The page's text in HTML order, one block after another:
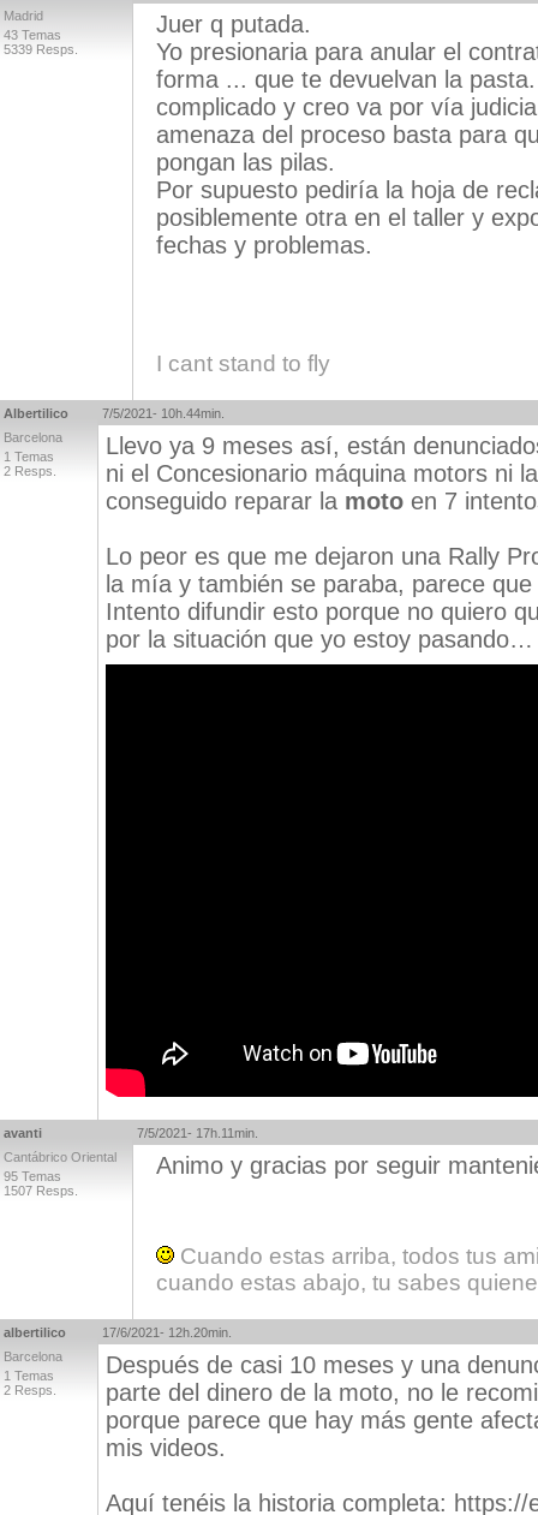
Madrid
43 Temas
5339 Resps.
Juer q putada.
Yo presionaria para anular el
forma ... que te devuelvan la
complicado y creo va por vía
amenaza del proceso basta para
pongan las pilas.
Por supuesto pediría la hoja de
posiblemente otra en el taller y
fechas y problemas.
I cant stand to fly
Albertilico
Barcelona
1 Temas
2 Resps.
7/5/2021- 10h.44min.
Llevo ya 9 meses así, están
ni el Concesionario máquina motors ni
conseguido reparar la moto en 7
Lo peor es que me dejaron una Rally
la mía y también se paraba, parece
Intento difundir esto porque no quiero
por la situación que yo estoy pasando…
avanti
Cantábrico Oriental
95 Temas
1507 Resps.
7/5/2021- 17h.11min.
Animo y gracias por seguir
Cuando estas arriba, todos tus
cuando estas abajo, tu sabes
albertilico
Barcelona
1 Temas
2 Resps.
17/6/2021- 12h.20min.
Después de casi 10 meses y una
parte del dinero de la moto, no le
porque parece que hay más gente
mis videos.
Aquí tenéis la historia completa: https://